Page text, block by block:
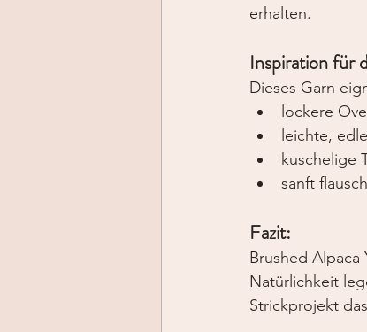
erhalten.
Inspiration für
Dieses Garn
lockere
leichte,
kuschelige
sanft
Fazit:
Brushed Alpaca
Natürlichkeit
Strickprojekt